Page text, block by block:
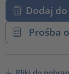
Dodaj
Prośba